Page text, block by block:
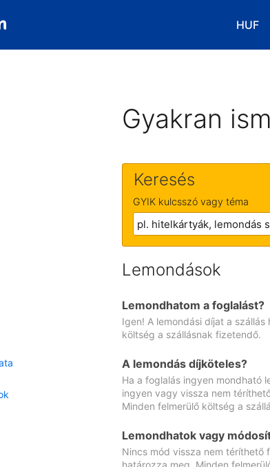
HUF
Gyakran
Keresés
GYIK kulcsszó vagy téma
Lemondások
Lemondhatom a foglalást?
Igen! A lemondási díjat a
költség a szállásnak fizetendő.
A lemondás díjköteles?
Ha a foglalás ingyen mondható
ingyen vagy vissza nem
Minden felmerülő költség a
Lemondhatok vagy
Nincs mód vissza nem téríthető
határozza meg. Minden